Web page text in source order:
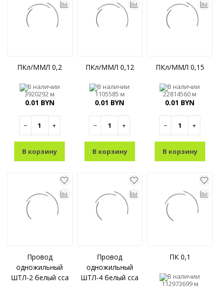
ПКл/ММЛ 0,2
В наличии
3920292 м
0.01 BYN
− +
В корзину
ПКл/ММЛ 0,12
В наличии
1105585 м
0.01 BYN
− +
В корзину
ПКл/ММЛ 0,15
В наличии
22814560 м
0.01 BYN
− +
В корзину
Провод
одножильный
ШТЛ-2 белый cca
Провод
одножильный
ШТЛ-4 белый cca
ПК 0,1
В наличии
112973699 м